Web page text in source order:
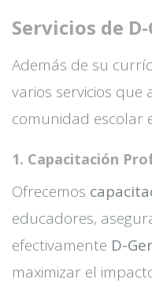
Servicios de
Además de su
varios servicios que
comunidad escolar
1. Capacitación
Ofrecemos
educadores,
efectivamente D-
maximizar el